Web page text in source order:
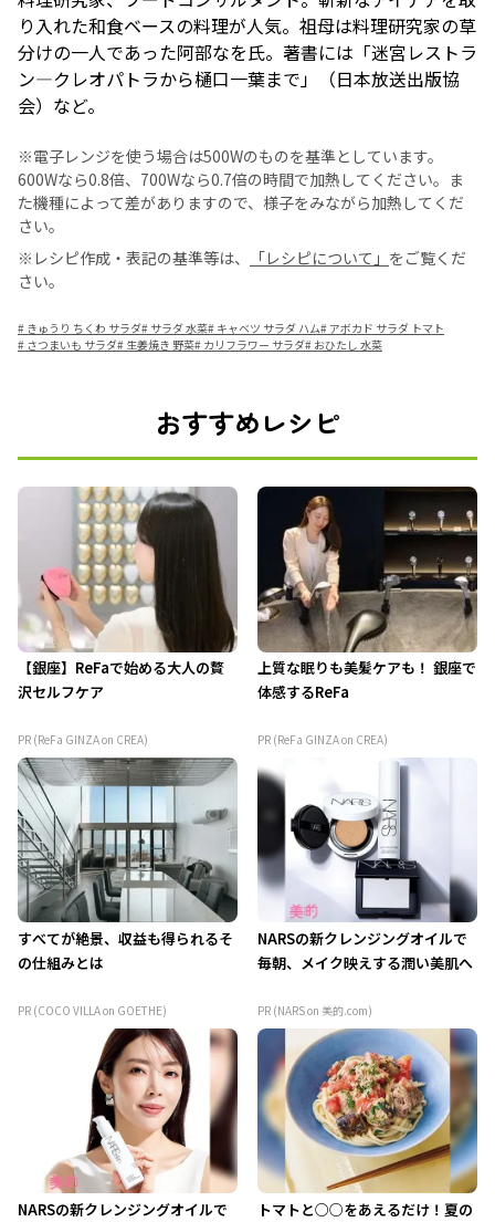
り入れた和食ベースの料理が人気。祖母は料理研究家の草
分けの一人であった阿部なを氏。著書には「迷宮レストラ
ン―クレオパトラから樋口一葉まで」（日本放送出版協
会）など。
※電子レンジを使う場合は500Wのものを基準としています。
600Wなら0.8倍、700Wなら0.7倍の時間で加熱してください。ま
た機種によって差がありますので、様子をみながら加熱してくだ
さい。
※レシピ作成・表記の基準等は、
「レシピについて」 をご覧くだ
さい。
# きゅうり ちくわ サラダ# サラダ 水菜# キャベツ サラダ ハム# アボカド サラダ トマト
# さつまいも サラダ# 生姜焼き 野菜# カリフラワー サラダ# おひたし 水菜
おすすめレシピ
【銀座】ReFaで始める大人の贅
沢セルフケア
PR (ReFa GINZA on CREA)
上質な眠りも美髪ケアも！ 銀座で
体感するReFa
PR (ReFa GINZA on CREA)
すべてが絶景、収益も得られるそ
の仕組みとは
PR (COCO VILLA on GOETHE)
NARSの新クレンジングオイルで
毎朝、メイク映えする潤い美肌へ
PR (NARS on 美的.com)
NARSの新クレンジングオイルで
トマトと○○をあえるだけ！夏の